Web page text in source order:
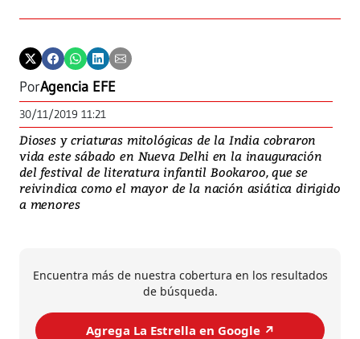
PorAgencia EFE
30/11/2019 11:21
Dioses y criaturas mitológicas de la India cobraron
vida este sábado en Nueva Delhi en la inauguración
del festival de literatura infantil Bookaroo, que se
reivindica como el mayor de la nación asiática dirigido
a menores
Encuentra más de nuestra cobertura en los resultados
de búsqueda.
Agrega La Estrella en Google ↗️